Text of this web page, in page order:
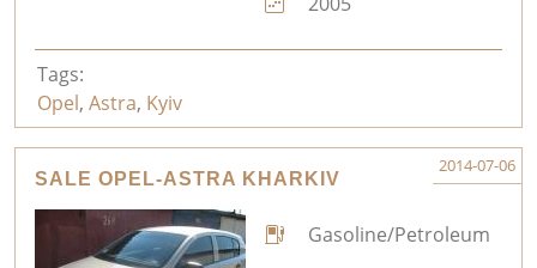
Tags:
Opel, Astra, Kyiv
SALE OPEL-ASTRA KHARKIV
2014-07-06
Gasoline/Petroleum